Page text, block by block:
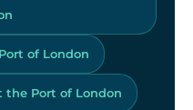
of London
the Port of London